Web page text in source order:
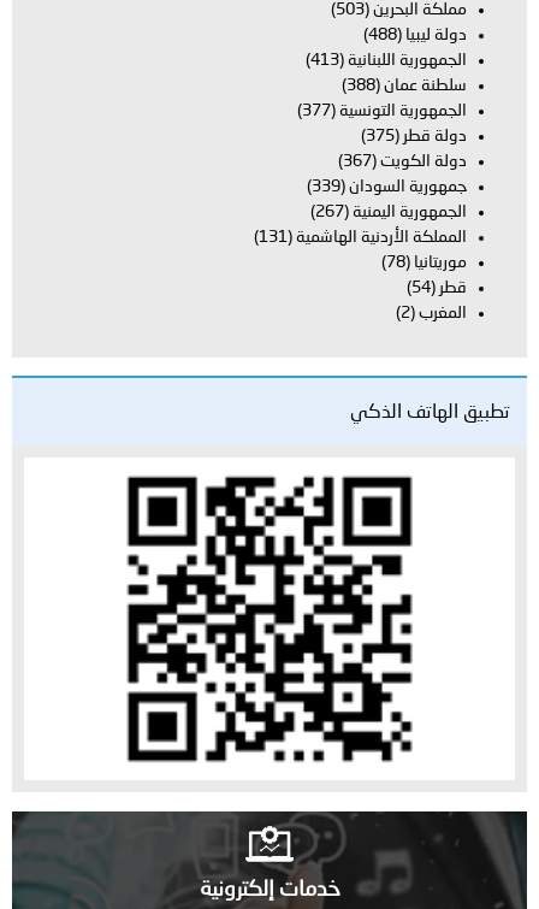
مملكة البحرين (503)
دولة ليبيا (488)
الجمهورية اللبنانية (413)
سلطنة عمان (388)
الجمهورية التونسية (377)
دولة قطر (375)
دولة الكويت (367)
جمهورية السودان (339)
الجمهورية اليمنية (267)
المملكة الأردنية الهاشمية (131)
موريتانيا (78)
قطر (54)
المغرب (2)
تطبيق الهاتف الذكي
خدمات إلكترونية